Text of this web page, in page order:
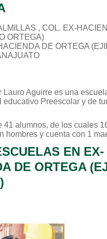
, COL. EX-
ORTEGA)
DE ORTEGA
Lauro Aguirre es una
educativo Preescolar y de
41 alumnos, de los cuales
hombres y cuenta con 1
EN EX-
DE ORTEGA